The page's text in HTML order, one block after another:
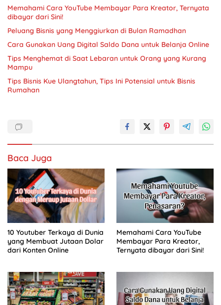
Memahami Cara YouTube Membayar Para Kreator, Ternyata
dibayar dari Sini!
Peluang Bisnis yang Menggiurkan di Bulan Ramadhan
Cara Gunakan Uang Digital Saldo Dana untuk Belanja Online
Tips Menghemat di Saat Lebaran untuk Orang yang Kurang
Mampu
Tips Bisnis Kue Ulangtahun, Tips Ini Potensial untuk Bisnis
Rumahan
Baca Juga
10 Youtuber Terkaya di Dunia
yang Membuat Jutaan Dolar
dari Konten Online
Memahami Cara YouTube
Membayar Para Kreator,
Ternyata dibayar dari Sini!